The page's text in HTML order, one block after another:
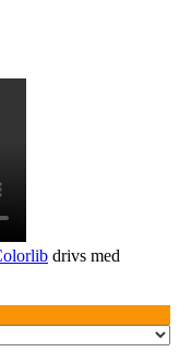
drivs med